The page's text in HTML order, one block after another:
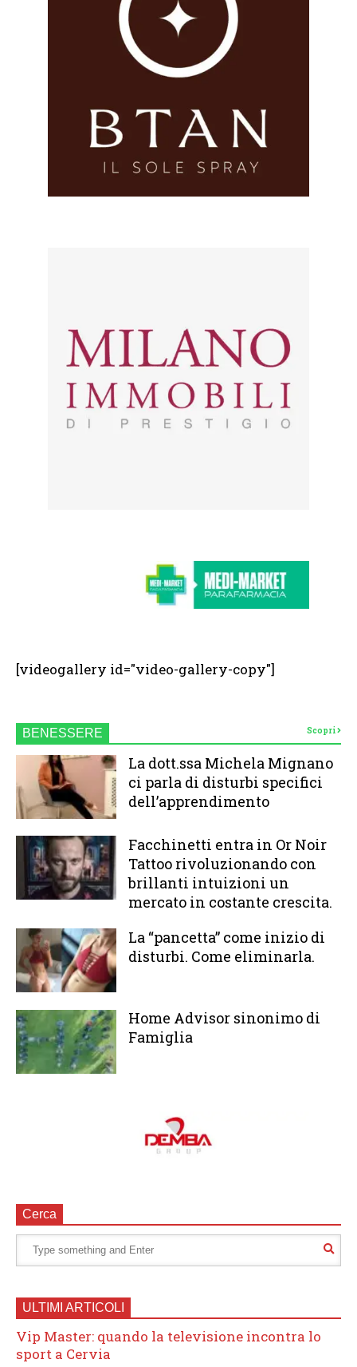
[videogallery id="video-gallery-copy"]
BENESSERE Scopri
La dott.ssa Michela Mignano
ci parla di disturbi specifici
dell’apprendimento
Facchinetti entra in Or Noir
Tattoo rivoluzionando con
brillanti intuizioni un
mercato in costante crescita.
La “pancetta” come inizio di
disturbi. Come eliminarla.
Home Advisor sinonimo di
Famiglia
Cerca
ULTIMI ARTICOLI
Vip Master: quando la televisione incontra lo
sport a Cervia